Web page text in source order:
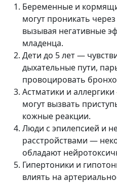
Беременные и
могут проникать
вызывая негативные
младенца.
Дети до 5 лет —
дыхательные пути,
провоцировать
Астматики и
могут вызвать
кожные реакции.
Люди с эпилепсией и
расстройствами —
обладают
Гипертоники и
влиять на